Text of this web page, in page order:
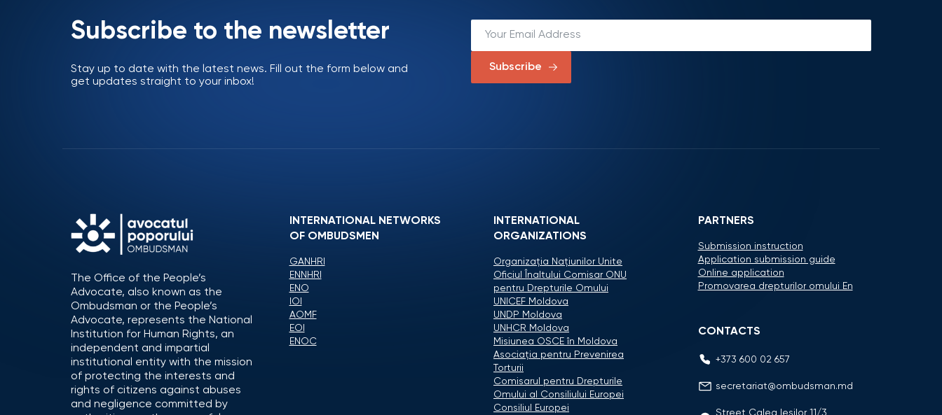
Subscribe to the newsletter
Stay up to date with the latest news. Fill out the form below and
get updates straight to your inbox!
Subscribe
The Office of the People’s
Advocate, also known as the
Ombudsman or the People’s
Advocate, represents the National
Institution for Human Rights, an
independent and impartial
institutional entity with the mission
of protecting the interests and
rights of citizens against abuses
and negligence committed by
INTERNATIONAL NETWORKS
OF OMBUDSMEN
GANHRI
ENNHRI
ENO
IOI
AOMF
EOI
ENOC
INTERNATIONAL
ORGANIZATIONS
Organizaţia Naţiunilor Unite
Oficiul Înaltului Comisar ONU
pentru Drepturile Omului
UNICEF Moldova
UNDP Moldova
UNHCR Moldova
Misiunea OSCE în Moldova
Asociaţia pentru Prevenirea
Torturii
Comisarul pentru Drepturile
Omului al Consiliului Europei
Consiliul Europei
PARTNERS
Submission instruction
Application submission guide
Online application
Promovarea drepturilor omului En
CONTACTS
+373 600 02 657
secretariat@ombudsman.md
Street Calea Iesilor 11/3,